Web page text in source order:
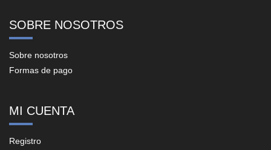
SOBRE NOSOTROS
Sobre nosotros
Formas de pago
MI CUENTA
Registro